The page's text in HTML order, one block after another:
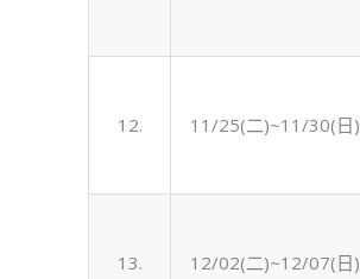
12. 11/25(二)~11/30(日)
13. 12/02(二)~12/07(日)